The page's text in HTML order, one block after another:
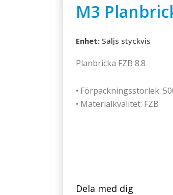
M3
Enhet: Säljs styckvis
Planbricka FZB 8.8
• Förpackningsstorlek:
• Materialkvalitet: FZB
Dela med dig